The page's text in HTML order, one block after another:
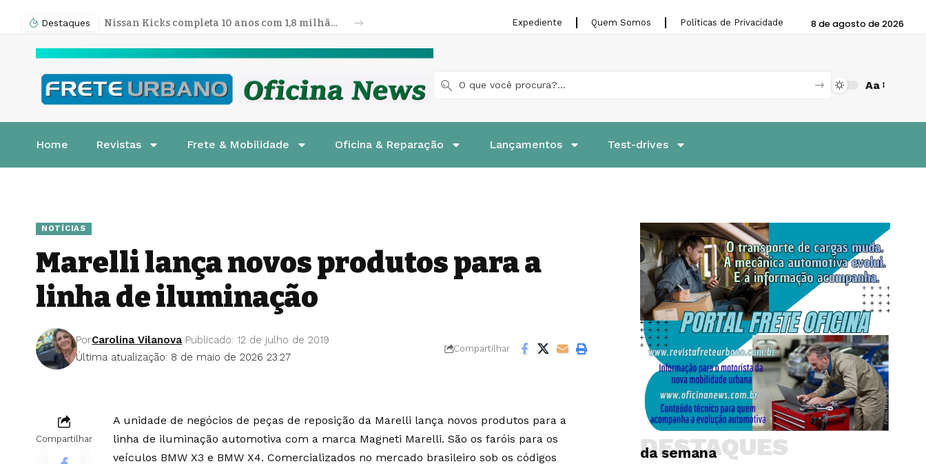
Destaques Nissan Kicks completa 10 anos com 1,8 milhão de unidades vendidas Expediente Quem Somos Políticas de Privacidade 8 de agosto de 2026
Aa
Home Revistas Frete & Mobilidade Oficina & Reparação Lançamentos Test-drives
NOTÍCIAS
Marelli lança novos produtos para a
linha de iluminação
Última atualização: 8 de maio de 2026 23:27
PorCarolina Vilanova Publicado: 12 de julho de 2019
Compartilhar
Compartilhar
A unidade de negócios de peças de reposição da Marelli lança novos produtos para a
linha de iluminação automotiva com a marca Magneti Marelli. São os faróis para os
veículos BMW X3 e BMW X4. Comercializados no mercado brasileiro sob os códigos
da semana
DESTAQUES